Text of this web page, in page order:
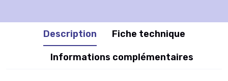
Description Fiche technique
Informations complémentaires